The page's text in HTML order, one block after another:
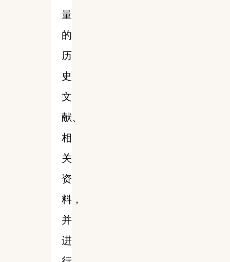
量
的
历
史
文
献、
相
关
资
料，
并
进